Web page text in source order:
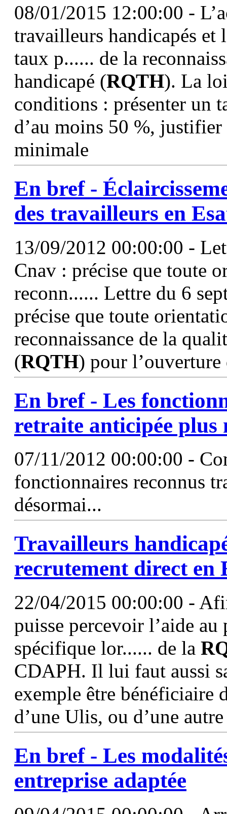
08/01/2015 12:00:00 -
travailleurs handicapés et
taux p...... de la
handicapé (RQTH). La
conditions : présenter un
d’au moins 50 %, justifier
minimale
En bref -
des travailleurs en
13/09/2012 00:00:00 -
Cnav : précise que toute
reconn...... Lettre du 6
précise que toute
reconnaissance de la
(RQTH) pour
En bref - Les
retraite anticipée plus
07/11/2012 00:00:00 -
fonctionnaires reconnus
désormai...
Travailleurs
recrutement direct en
22/04/2015 00:00:00 -
puisse percevoir l’aide
spécifique lor...... de la
CDAPH. Il lui faut aussi
exemple être bénéficiaire
d’une Ulis, ou d’une
En bref - Les
entreprise adaptée